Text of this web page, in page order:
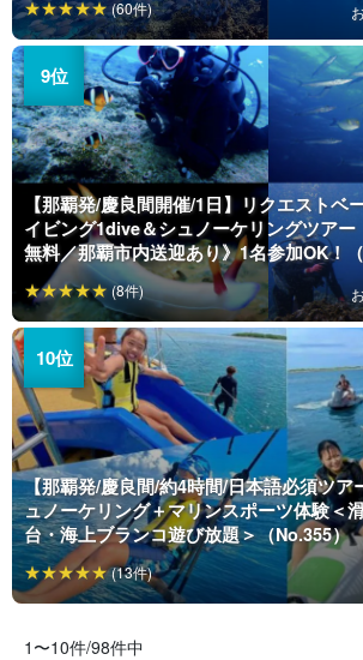
(60件)
【那覇発/慶良間開催/1日】リクエストベ
イビング1dive＆シュノーケリングツアー
無料／那覇市内送迎あり》1名参加OK！（
(8件)
【那覇発/慶良間/約4時間/日本語必須ツア
ュノーケリング＋マリンスポーツ体験＜
台・海上ブランコ遊び放題＞（No.355）
(13件)
1〜10件/98件中